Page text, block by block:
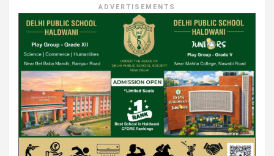
ADVERTISEMENTS